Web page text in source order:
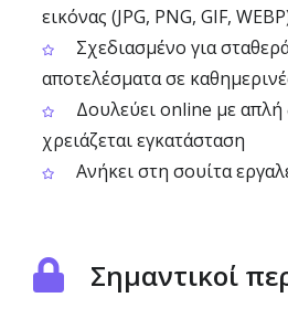
εικόνας (JPG, PNG, GIF,
Σχεδιασμένο για
αποτελέσματα σε
Δουλεύει online με απλή
χρειάζεται εγκατάσταση
Ανήκει στη σουίτα
Σημαντικοί